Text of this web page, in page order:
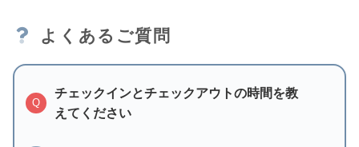
よくあるご質問
Q
チェックインとチェックアウトの時間を教
えてください